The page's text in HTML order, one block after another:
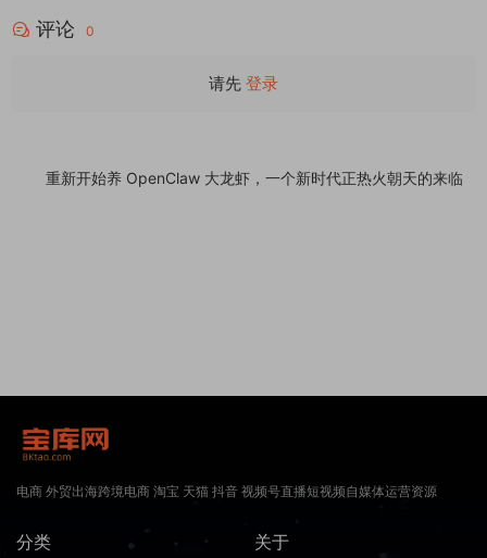
评论 0
请先 登录
重新开始养 OpenClaw 大龙虾，一个新时代正热火朝天的来临
电商 外贸出海跨境电商 淘宝 天猫 抖音 视频号直播短视频自媒体运营资源
分类 关于